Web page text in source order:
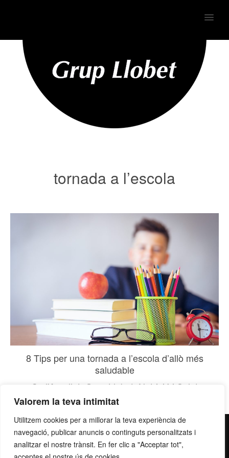
Valorem la teva intimitat
Utilitzem cookies per a millorar la teva experiència de
navegació, publicar anuncis o continguts personalitzats i
analitzar el nostre trànsit. En fer clic a "Acceptar tot",
MENU
tornada a l’escola
8 Tips per una tornada a l’escola d’allò més
saludable
Ca l'Arpellot
Grup Llobet Nutrició i Salut
contacte@grupllobet.com| Política de privacitat|Donar-
me de baixa| T. 93 878 80 78 | Ctra. Manresa a Berga km